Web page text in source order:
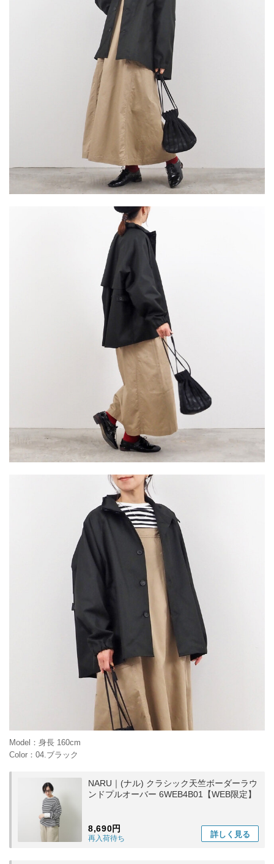
Model：身長 160cm
Color：04.ブラック
NARU｜(ナル) クラシック天竺ボーダーラウ
ンドプルオーバー 6WEB4B01【WEB限定】
8,690円
再入荷待ち 詳しく 見る